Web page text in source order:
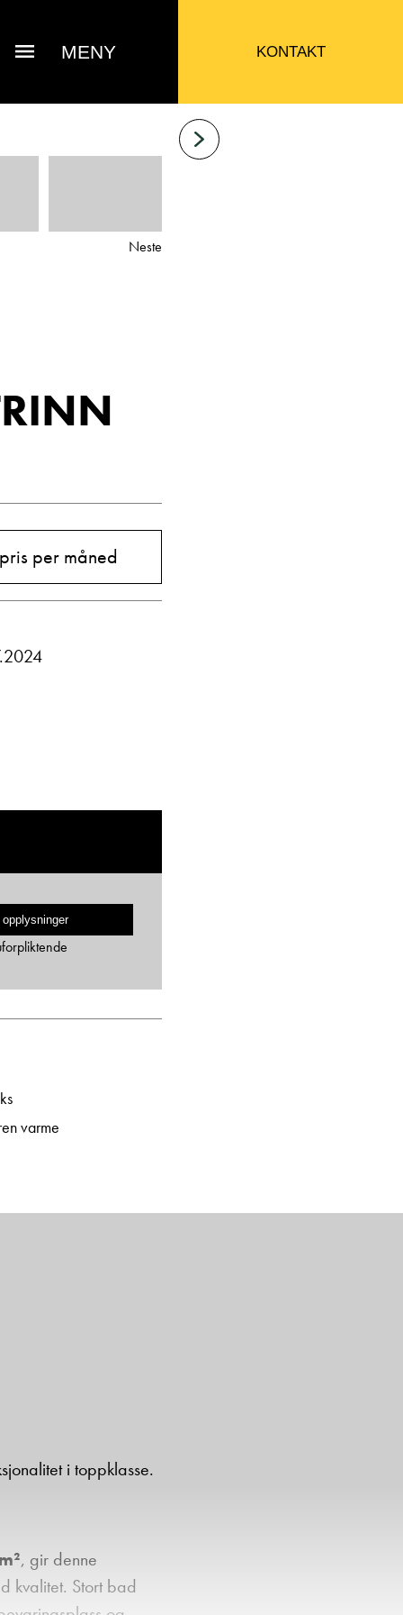
MENY KONTAKT
Selger
Vis telefon
Neste
per måned
opplysninger
varme
i toppklasse.
, gir denne
kvalitet. Stort bad